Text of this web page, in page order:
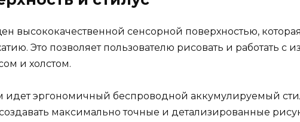
высококачественной сенсорной поверхностью,
Это позволяет пользователю рисовать и работать
и холстом.
идет эргономичный беспроводной аккумулируемый
максимально точные и детализированные